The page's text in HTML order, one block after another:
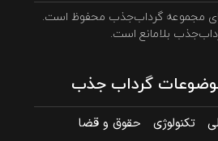
مجموعه گرداب‌جذب محفوظ است.
بلامانع است.
گرداب جذب
تکنولوژی
حقوق و قضا